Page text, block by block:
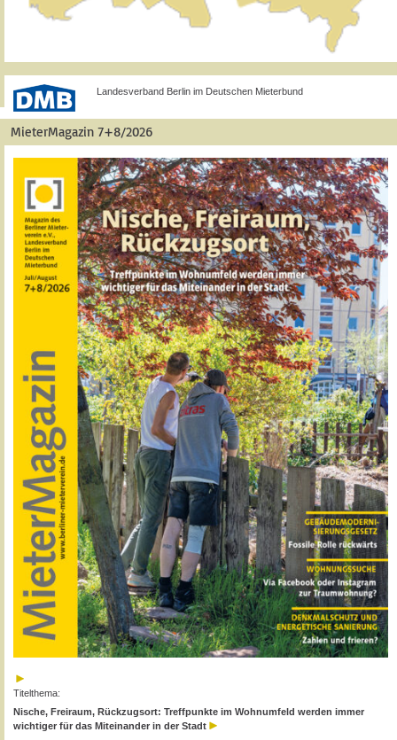
Landesverband Berlin im Deutschen Mieterbund
MieterMagazin 7+8/2026
Titelthema:
Nische, Freiraum, Rückzugsort: Treffpunkte im Wohnumfeld werden immer
wichtiger für das Miteinander in der Stadt